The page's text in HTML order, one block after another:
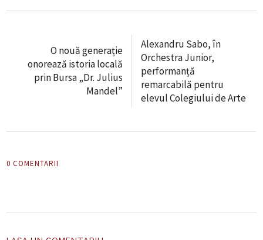
O nouă generație
onorează istoria locală
prin Bursa „Dr. Julius
Mandel”
Alexandru Sabo, în
Orchestra Junior,
performanță
remarcabilă pentru
elevul Colegiului de Arte
0 COMENTARII